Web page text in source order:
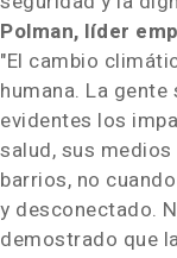
Polman, líder
"El cambio
humana. La
evidentes los
salud, sus
barrios, no
y desconectado.
demostrado que